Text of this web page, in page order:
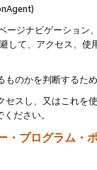
ージナビゲーショ
して、アクセス、
のかを判断するた
スし、又はこれ
ださい。
・プログラム・